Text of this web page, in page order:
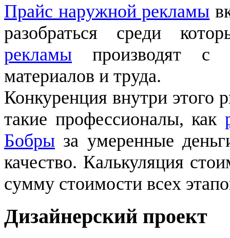
Прайс наружной рекламы
разобраться среди
рекламы производят с
материалов и труда.
Конкуренция внутри этого
такие профессионалы, как
Бобры за умеренные
качество. Калькуляция
сумму стоимости всех
Дизайнерский проект